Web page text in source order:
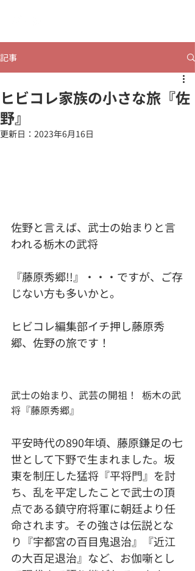
記事
ヒビコレ家族の小さな旅『佐
野』
更新日： 2023年6月16日
佐野と言えば、武士の始まりと言
われる栃木の武将
『藤原秀郷!!』・・・ですが、ご存
じない方も多いかと。
ヒビコレ編集部イチ押し藤原秀
郷、佐野の旅です！
武士の始まり、武芸の開祖！  栃木の武
将『藤原秀郷』
平安時代の890年頃、藤原鎌足の七
世として下野で生まれました。坂
東を制圧した猛将『平将門』を討
ち、乱を平定したことで武士の頂
点である鎮守府将軍に朝廷より任
命されます。その強さは伝説とな
り『宇都宮の百目鬼退治』『近江
の大百足退治』など、お伽噺とし